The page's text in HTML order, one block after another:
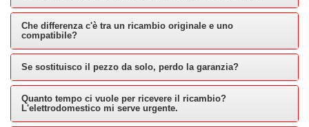
Che differenza c'è tra un ricambio originale e uno
compatibile?
Se sostituisco il pezzo da solo, perdo la garanzia?
Quanto tempo ci vuole per ricevere il ricambio?
L'elettrodomestico mi serve urgente.